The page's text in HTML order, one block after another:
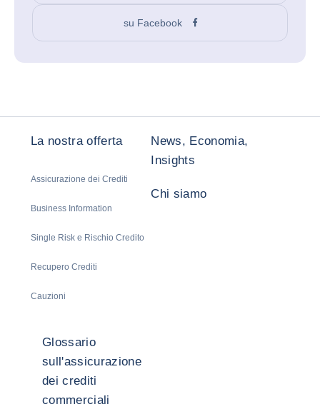
su Facebook
La nostra offerta
Assicurazione dei Crediti
Business Information
Single Risk e Rischio Credito
Recupero Crediti
Cauzioni
News, Economia,
Insights
Chi siamo
Glossario
sull'assicurazione
dei crediti
commerciali